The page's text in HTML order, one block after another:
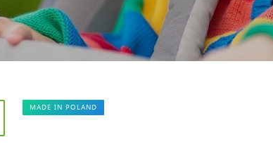
MADE IN POLAND